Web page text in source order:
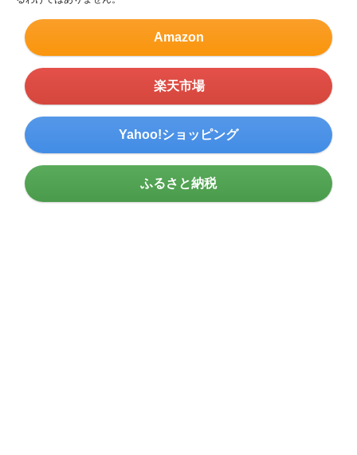
Amazon
楽天市場
Yahoo!ショッピング
ふるさと納税